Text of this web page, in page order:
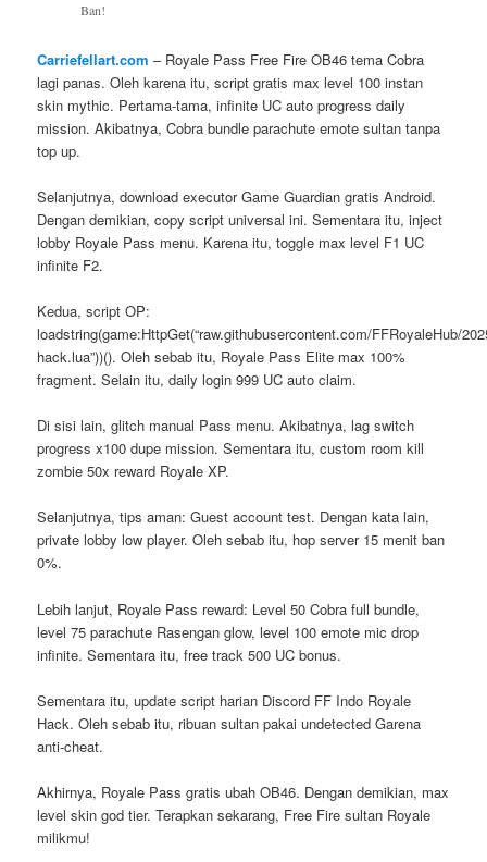
Ban!
Carriefellart.com – Royale Pass Free Fire OB46 tema Cobra
lagi panas. Oleh karena itu, script gratis max level 100 instan
skin mythic. Pertama-tama, infinite UC auto progress daily
mission. Akibatnya, Cobra bundle parachute emote sultan tanpa
top up.
Selanjutnya, download executor Game Guardian gratis Android.
Dengan demikian, copy script universal ini. Sementara itu, inject
lobby Royale Pass menu. Karena itu, toggle max level F1 UC
infinite F2.
Kedua, script OP:
loadstring(game:HttpGet(“raw.githubusercontent.com/FFRoyaleHub/
hack.lua”))(). Oleh sebab itu, Royale Pass Elite max 100%
fragment. Selain itu, daily login 999 UC auto claim.
Di sisi lain, glitch manual Pass menu. Akibatnya, lag switch
progress x100 dupe mission. Sementara itu, custom room kill
zombie 50x reward Royale XP.
Selanjutnya, tips aman: Guest account test. Dengan kata lain,
private lobby low player. Oleh sebab itu, hop server 15 menit ban
0%.
Lebih lanjut, Royale Pass reward: Level 50 Cobra full bundle,
level 75 parachute Rasengan glow, level 100 emote mic drop
infinite. Sementara itu, free track 500 UC bonus.
Sementara itu, update script harian Discord FF Indo Royale
Hack. Oleh sebab itu, ribuan sultan pakai undetected Garena
anti-cheat.
Akhirnya, Royale Pass gratis ubah OB46. Dengan demikian, max
level skin god tier. Terapkan sekarang, Free Fire sultan Royale
milikmu!